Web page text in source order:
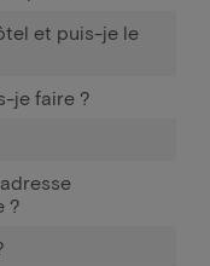
et puis-je le
je faire ?
?